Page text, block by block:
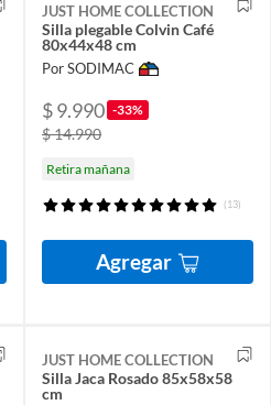
JUST HOME COLLECTION
Silla plegable Colvin Café
80x44x48 cm
Por SODIMAC
$ 9.990 -33%
$ 14.990
Retira mañana
(13)
Agregar
JUST HOME COLLECTION
Silla Jaca Rosado 85x58x58
cm